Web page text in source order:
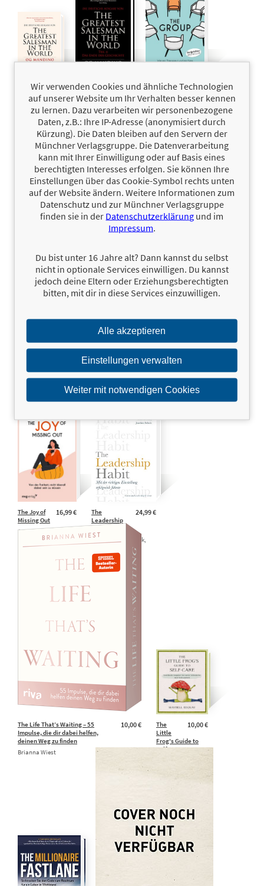
15,00 €
Greatest
Salesman in
the World
Og Mandino
15,00 €
The
Greatest
Salesman in the
World Teil II
Og Mandino
16,99 €
The Group
Monika Kempf,
Christie Tate
25,00 €
The Half-Fae Prince (Die
Silvia Kinkel,
25,00 €
The Holy
Christopher Zook
16,99 €
The Joy of
Missing Out
Annett Stütze,
Tanya Dalton
24,99 €
The
Leadership
Habit
Tammy R. Berberick,
Joachim Schulz
10,00 €
The Life That’s Waiting – 55
Impulse, die dir dabei helfen,
deinen Weg zu finden
Brianna Wiest
10,00 €
The
Little
Frog's Guide to
Self-Care
Wir verwenden Cookies und ähnliche Technologien
auf unserer Website um Ihr Verhalten besser kennen
zu lernen. Dazu verarbeiten wir personenbezogene
Daten, z.B.: Ihre IP-Adresse (anonymisiert durch
Kürzung). Die Daten bleiben auf den Servern der
Münchner Verlagsgruppe. Die Datenverarbeitung
kann mit Ihrer Einwilligung oder auf Basis eines
berechtigten Interesses erfolgen. Sie können Ihre
Einstellungen über das Cookie-Symbol rechts unten
auf der Website ändern. Weitere Informationen zum
Datenschutz und zur Münchner Verlagsgruppe
finden sie in der Datenschutzerklärung und im
Impressum.
Du bist unter 16 Jahre alt? Dann kannst du selbst
nicht in optionale Services einwilligen. Du kannst
jedoch deine Eltern oder Erziehungsberechtigten
bitten, mit dir in diese Services einzuwilligen.
Alle akzeptieren
Einstellungen verwalten
Weiter mit notwendigen Cookies